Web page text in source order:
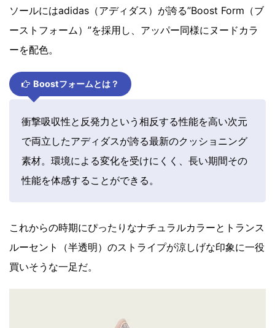
ソールにはadidas（アディダス）が誇る”Boost Form（ブ
ーストフォーム）”を採用し、アッパー同様にヌードカラ
ーを配色。
Boostフォームとは？
衝撃吸収性と反発力という相反する性能を高い次元
で両立したアディダスが誇る最新のクッショニング
素材。環境による変化を受けにくく、長い期間その
性能を体感することができる。
これからの時期にぴったりなナチュラルカラーとトランス
ルーセント（半透明）のストライプが涼しげな印象に一役
買いそうな一足だ。